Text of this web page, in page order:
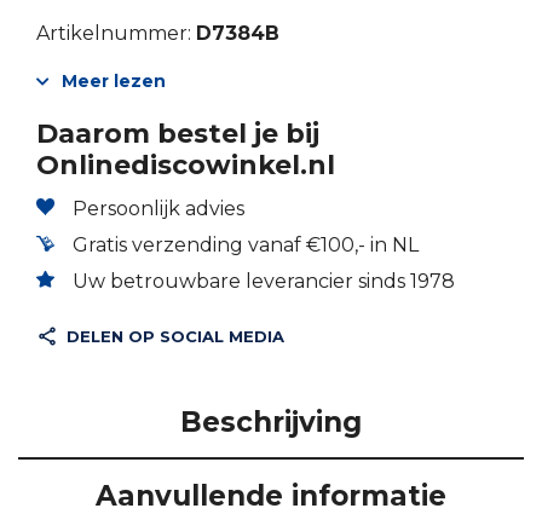
Artikelnummer: D7384B
Meer lezen
Daarom bestel je bij
Onlinediscowinkel.nl
Persoonlijk advies
Gratis verzending vanaf €100,- in NL
Uw betrouwbare leverancier sinds 1978
DELEN OP SOCIAL MEDIA
Beschrijving
Aanvullende informatie